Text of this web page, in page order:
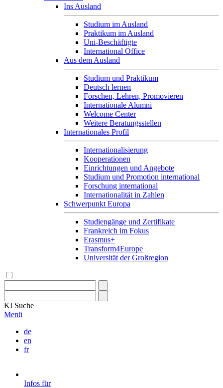
Ins Ausland
Studium im Ausland
Praktikum im Ausland
Uni-Beschäftigte
International Office
Aus dem Ausland
Studium und Praktikum
Deutsch lernen
Forschen, Lehren, Promovieren
Internationale Alumni
Welcome Center
Weitere Beratungsstellen
Internationales Profil
Internationalisierung
Kooperationen
Einrichtungen und Angebote
Studium und Promotion international
Forschung international
Internationalität in Zahlen
Schwerpunkt Europa
Studiengänge und Zertifikate
Frankreich im Fokus
Erasmus+
Transform4Europe
Universität der Großregion
KI Suche
Menü
de
en
fr
Infos für